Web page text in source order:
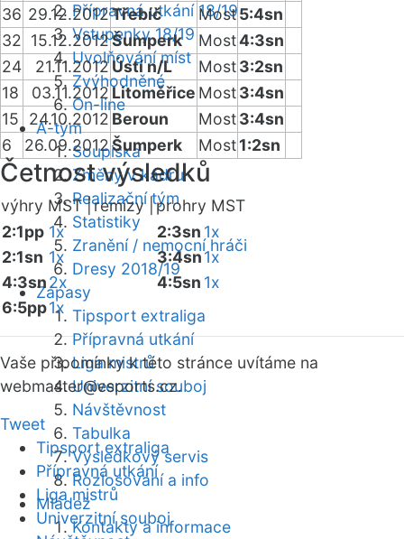
Přípravná utkání 18/19
Vstupenky 18/19
Uvolňování míst
Zvýhodněné
On-line
A-tým
Soupiska
Změny v kádru
Realizační tým
Statistiky
Zranění / nemocní hráči
Dresy 2018/19
Zápasy
Tipsport extraliga
Přípravná utkání
Liga mistrů
Univerzitní souboj
Návštěvnost
Tabulka
Výsledkový servis
Rozlosování a info
Mládež
Kontakty a informace
36 29.12.2012Třebíč Most5:4sn
32 15.12.2012Šumperk Most4:3sn
24
21.11.2012Ústí n/L Most3:2sn
18
03.11.2012Litoměřice Most3:4sn
15
24.10.2012 Beroun Most3:4sn
6
26.09.2012Šumperk Most1:2sn
Četnost výsledků
výhry MST |remízy |prohry MST
2:1pp 1x
2:1sn 1x
4:3sn2x
6:5pp1x
2:3sn 1x
3:4sn1x
4:5sn 1x
Vaše připomínky k této stránce uvítáme na
webmaster@esports.cz.
Tweet
Tipsport extraliga
Přípravná utkání
Liga mistrů
Univerzitní souboj